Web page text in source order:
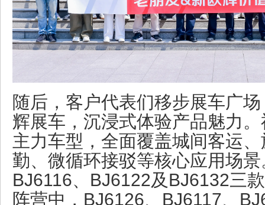
随后，客户代表们移步展车广
辉展车，沉浸式体验产品魅力
主力车型，全面覆盖城间客运
勤、微循环接驳等核心应用场
BJ6116、BJ6122及BJ6132三
阵营中，BJ6126、BJ6117、